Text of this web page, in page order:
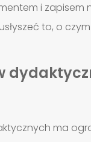
i
to, o
ma